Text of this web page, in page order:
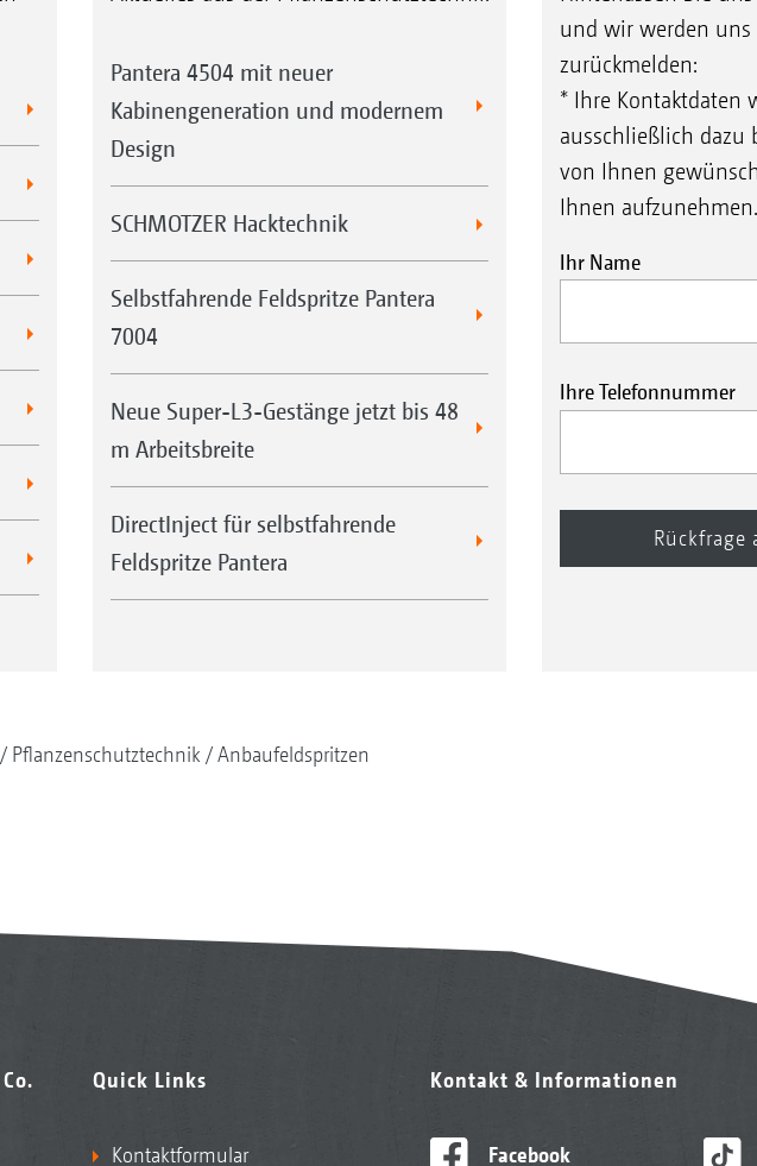
Pantera 4504 mit neuer
Kabinengeneration und modernem
Design
SCHMOTZER Hacktechnik
Selbstfahrende Feldspritze Pantera
7004
Neue Super-L3-Gestänge jetzt bis 48
m Arbeitsbreite
DirectInject für selbstfahrende
Feldspritze Pantera
und wir werden uns
zurückmelden:
* Ihre Kontaktdaten
ausschließlich dazu
von Ihnen
Ihnen aufzunehmen.
Ihr Name
Ihre Telefonnummer
Pflanzenschutztechnik Anbaufeldspritzen
Quick Links
Kontaktformular
Kontakt & Informationen
Facebook